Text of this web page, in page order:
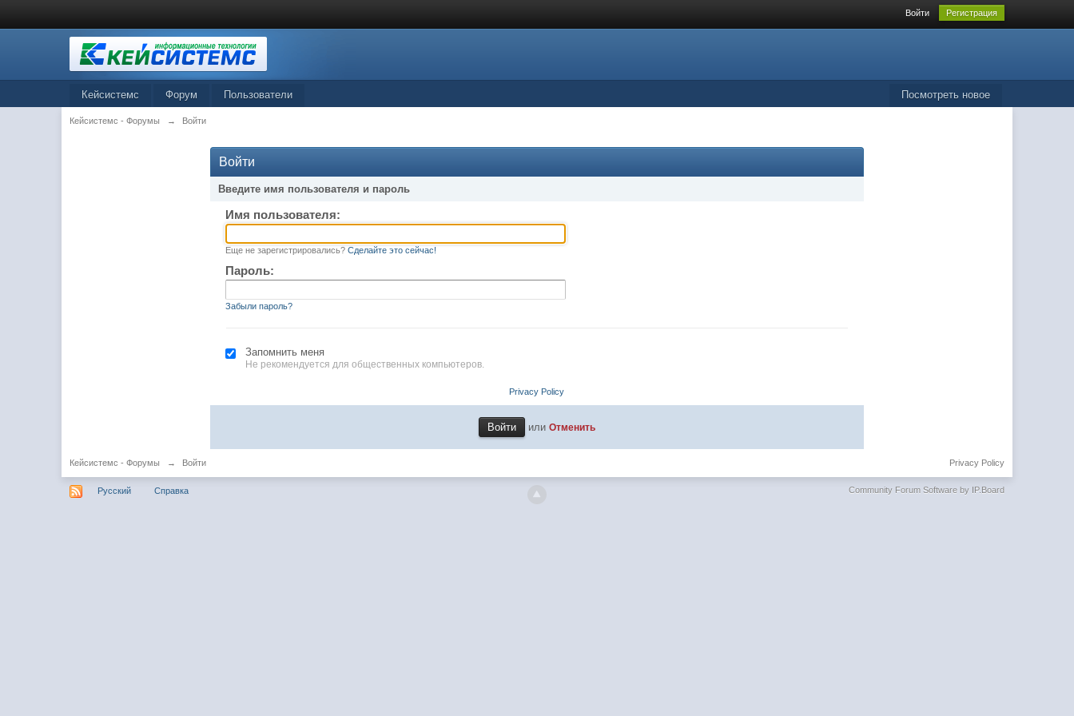
Войти Регистрация
Посмотреть новое
Кейсистемс Форум Пользователи
Кейсистемс - Форумы → Войти
Войти
Введите имя пользователя и пароль
Имя пользователя:
Еще не зарегистрировались? Сделайте это сейчас!
Пароль:
Забыли пароль?
Запомнить меня
Не рекомендуется для общественных компьютеров.
Privacy Policy
или Отменить
Кейсистемс - Форумы → Войти Privacy Policy
Русский Справка Community Forum Software by IP.Board